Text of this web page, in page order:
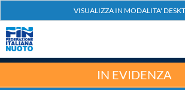
Nuoto
IN EVIDENZA